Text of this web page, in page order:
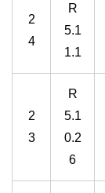
2
4
R
5.1
1.1
2
3
R
5.1
0.2
6